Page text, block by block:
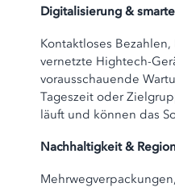
Digitalisierung &
Kontaktloses
vernetzte Hightech-
vorausschauende
Tageszeit oder
läuft und können das
Nachhaltigkeit &